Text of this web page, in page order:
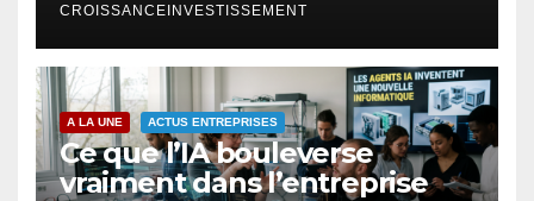
CROISSANCEINVESTISSEMENT
A LA UNE ACTUS ENTREPRISES
Ce que l’IA bouleverse
vraiment dans l’entreprise